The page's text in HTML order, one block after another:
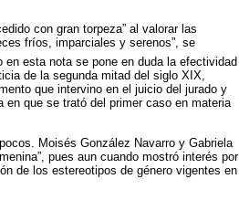
con gran torpeza” al valorar las
fríos, imparciales y serenos”, se
en esta nota se pone en duda la efectividad
de la segunda mitad del siglo XIX,
que intervino en el juicio del jurado y
que se trató del primer caso en materia
Moisés González Navarro y Gabriela
pues aun cuando mostró interés por
de los estereotipos de género vigentes en